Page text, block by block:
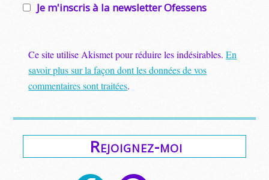
Je m'inscris à la newsletter Ofessens
Ce site utilise Akismet pour réduire les indésirables.En
savoir plus sur la façon dont les données de vos
commentaires sont traitées.
Rejoignez-moi